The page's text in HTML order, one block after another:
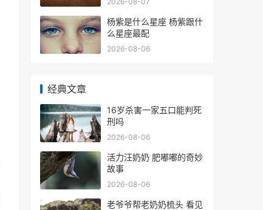
杨紫是什么星座 杨紫跟什
么星座最配
2026-08-06
经典文章
16岁杀害一家五口能判死
刑吗
2026-08-06
活力汪奶奶 肥嘟嘟的奇妙
故事
2026-08-06
老爷爷帮老奶奶梳头 看见